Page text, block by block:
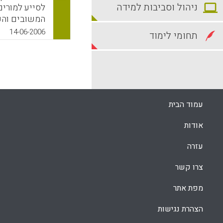
לסייע
המשובים
לגבי
אוטונומיה
עמיתים,
הממוחשב
Fraser)
14-06-2006
ניהול וסביבות למידה
תחומי לימוד
עמוד הבית
אודות
עזרה
צרו קשר
מפת אתר
הצהרת נגישות